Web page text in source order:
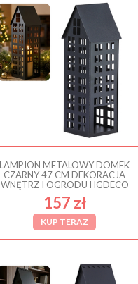
LAMPION METALOWY DOMEK
CZARNY 47 CM DEKORACJA
WNĘTRZ I OGRODU HGDECO
157 zł
KUP TERAZ